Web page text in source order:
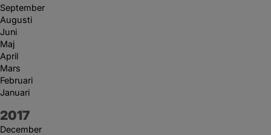
September
Augusti
Juni
Maj
April
Mars
Februari
Januari
År:
2017
December